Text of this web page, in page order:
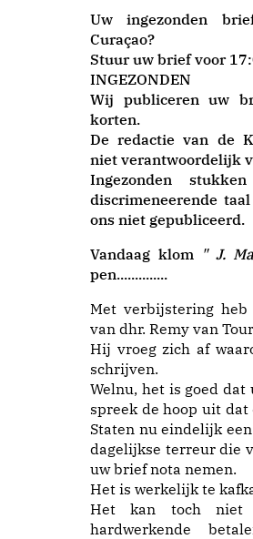
Uw ingezonden
Curaçao?
Stuur uw brief voor
INGEZONDEN
Wij publiceren uw
korten.
De redactie van de
niet verantwoordelijk
Ingezonden
discrimeneerende
ons niet gepubliceerd.
Vandaag klom " J.
pen..............
Met verbijstering
van dhr. Remy van Tour
Hij vroeg zich af
schrijven.
Welnu, het is goed
spreek de hoop uit
Staten nu eindelijk
dagelijkse terreur die
uw brief nota nemen.
Het is werkelijk te
Het kan toch
hardwerkende